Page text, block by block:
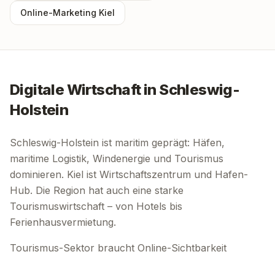
Online-Marketing Kiel
Digitale Wirtschaft in Schleswig-
Holstein
Schleswig-Holstein ist maritim geprägt: Häfen,
maritime Logistik, Windenergie und Tourismus
dominieren. Kiel ist Wirtschaftszentrum und Hafen-
Hub. Die Region hat auch eine starke
Tourismuswirtschaft – von Hotels bis
Ferienhausvermietung.
Tourismus-Sektor braucht Online-Sichtbarkeit